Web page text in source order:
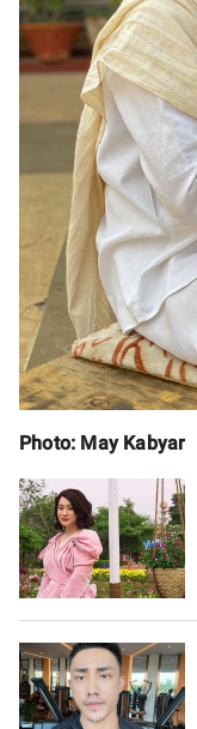
Photo: May Kabyar